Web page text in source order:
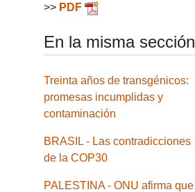
>> PDF
En la misma sección
Treinta años de transgénicos:
promesas incumplidas y
contaminación
BRASIL - Las contradicciones
de la COP30
PALESTINA - ONU afirma que